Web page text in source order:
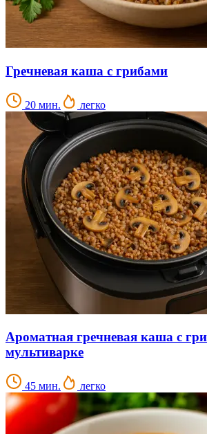
Гречневая каша с грибами
20 мин. легко
Ароматная гречневая каша с
мультиварке
45 мин. легко